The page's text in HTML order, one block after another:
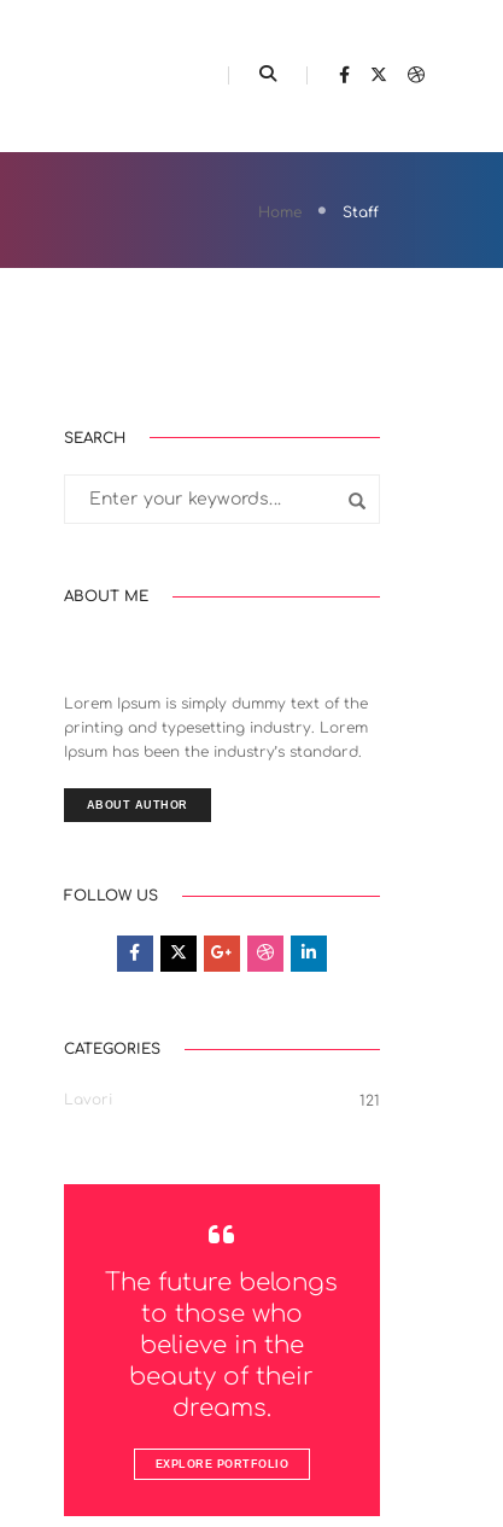
Home Staff
SEARCH
ABOUT ME
Lorem Ipsum is simply dummy text of the
printing and typesetting industry. Lorem
Ipsum has been the industry’s standard.
ABOUT AUTHOR
FOLLOW US
CATEGORIES
Lavori 121
The future belongs
to those who
believe in the
beauty of their
dreams.
EXPLORE PORTFOLIO